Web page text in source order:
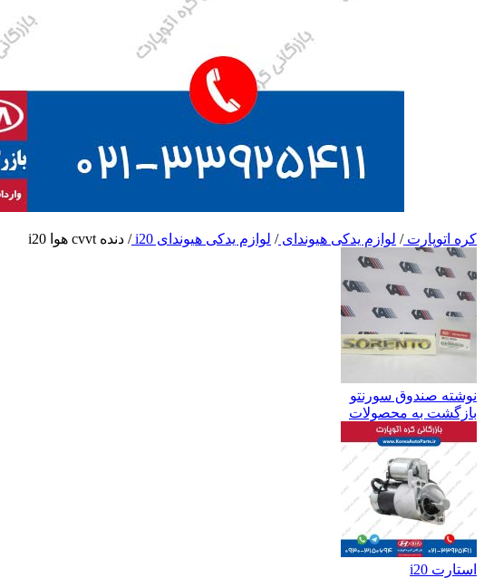
کره اتوپارت/ لوازم یدکی هیوندای/ لوازم یدکی هیوندای i20 / دنده cvvt هوا i20
نوشته صندوق سورنتو
بازگشت به محصولات
استارت i20